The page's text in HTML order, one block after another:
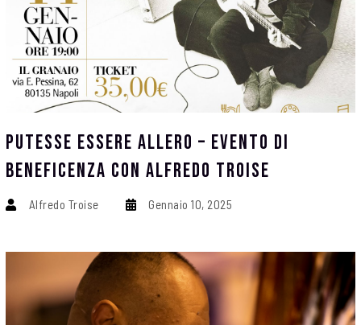
Putesse Essere Allero – Evento Di
Beneficenza Con Alfredo Troise
Alfredo Troise Gennaio 10, 2025